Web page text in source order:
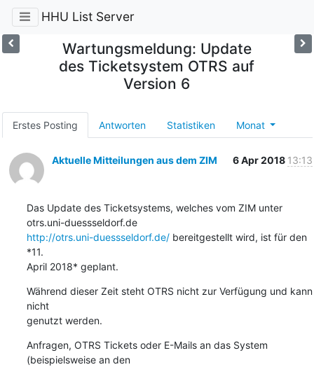
HHU List Server
Wartungsmeldung: Update
des Ticketsystem OTRS auf
Version 6
Erstes Posting Antworten Statistiken Monat
Aktuelle Mitteilungen aus dem ZIM 6 Apr 2018 13:13
Das Update des Ticketsystems, welches vom ZIM unter
http://otrs.uni-duessseldorf.de/ bereitgestellt wird, ist für den
*11.
April 2018* geplant.
Während dieser Zeit steht OTRS nicht zur Verfügung und kann
nicht
genutzt werden.
Anfragen, OTRS Tickets oder E-Mails an das System
(beispielsweise an den